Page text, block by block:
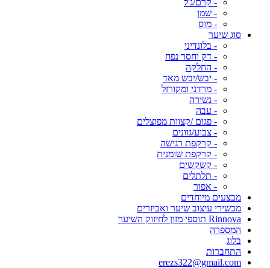
- קרם/ג'ל
- שמן
- מוס
סוג שיער
- בלונדיני
- דק וחסר נפח
- החלקה
- יבש/יבש מאד
- מרדני ומקורזל
- נשירה
- עבה
- פגום /קצוות מפוצלים
- צבוע/גוונים
- קרקפת רגישה
- קרקפת שומנית
- קשקשים
- תלתלים
- אפור
מבצעים מיוחדים
מכשירי עיצוב שיער ואביזרים
Rinnova תוספי מזון לחיזוק השיער
המספרה
בלוג
התחברות
erezs322@gmail.com